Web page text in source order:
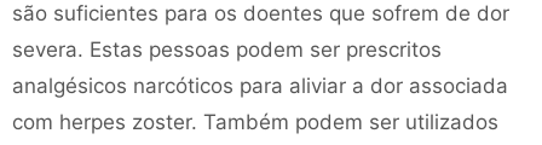
são suficientes para os doentes que sofrem de dor
severa. Estas pessoas podem ser prescritos
analgésicos narcóticos para aliviar a dor associada
com herpes zoster. Também podem ser utilizados